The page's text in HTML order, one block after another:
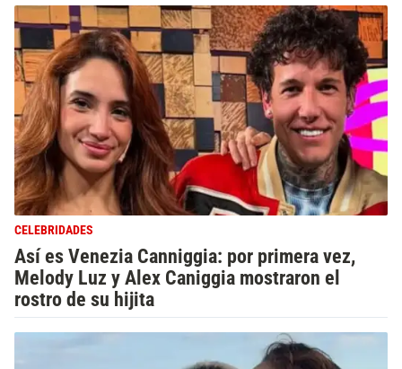
CELEBRIDADES
Así es Venezia Canniggia: por primera vez,
Melody Luz y Alex Caniggia mostraron el
rostro de su hijita